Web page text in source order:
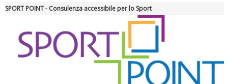
La formazione Uisp rallenta ma prosegue anche in estate
SPORT POINT - Consulenza accessibile per lo Sport